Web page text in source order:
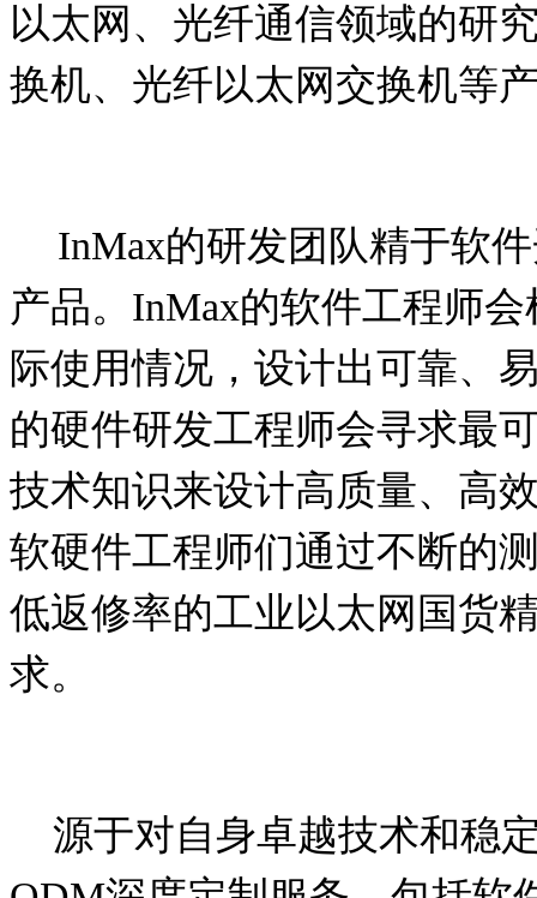
以太网、光纤通信领域的研
换机、光纤以太网交换机等
InMax的研发团队精于软
产品。 InMax的软件工程师
际使用情况，设计出可靠、
的硬件研发工程师会寻求最
技术知识来设计高质量、高
软硬件工程师们通过不断的
低返修率的工业以太网国货
求。
源于对自身卓越技术和稳